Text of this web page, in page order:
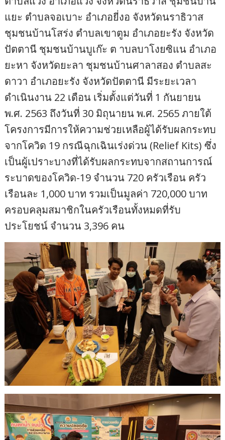
แยะ ตำบลจอเบาะ อำเภอยี่งอ จังหวัดนราธิวาส
ชุมชนบ้านโสร่ง ตำบลเขาตูม อำเภอยะรัง จังหวัด
ปัตตานี ชุมชนบ้านบูเก๊ะ ต าบลบาโงยซิแน อำเภอ
ยะหา จังหวัดยะลา ชุมชนบ้านศาลาสอง ตำบลสะ
ดาวา อำเภอยะรัง จังหวัดปัตตานี มีระยะเวลา
ดำเนินงาน 22 เดือน เริ่มตั้งแต่วันที่ 1 กันยายน
พ.ศ. 2563 ถึงวันที่ 30 มิถุนายน พ.ศ. 2565 ภายใต้
โครงการมีการให้ความช่วยเหลือผู้ได้รับผลกระทบ
จากโควิด 19 กรณีฉุกเฉินเร่งด่วน (Relief Kits) ซึ่ง
เป็นผู้เปราะบางที่ได้รับผลกระทบจากสถานการณ์
ระบาดของโควิด-19 จำนวน 720 ครัวเรือน ครัว
เรือนละ 1,000 บาท รวมเป็นมูลค่า 720,000 บาท
ครอบคลุมสมาชิกในครัวเรือนทั้งหมดที่รับ
ประโยชน์ จำนวน 3,396 คน